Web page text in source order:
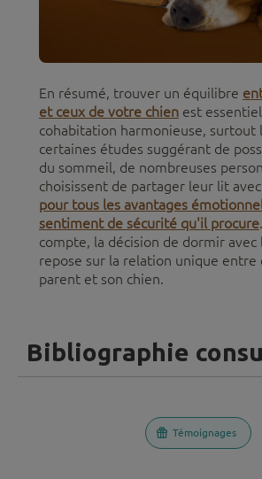
En résumé, trouver un équilibre
et ceux de votre chien est
cohabitation harmonieuse, surtout
certaines études suggérant de
du sommeil, de nombreuses
choisissent de partager leur lit
pour tous les avantages
sentiment de sécurité qu'il procure
compte, la décision de dormir avec
repose sur la relation unique entre
parent et son chien.
Bibliographie
Témoignages